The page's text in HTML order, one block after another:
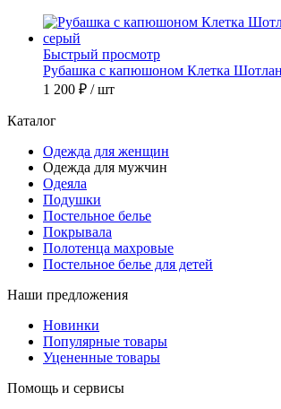
Быстрый просмотр
Рубашка с капюшоном Клетка
1 200 ₽ / шт
Каталог
Одежда для женщин
Одежда для мужчин
Одеяла
Подушки
Постельное белье
Покрывала
Полотенца махровые
Постельное белье для детей
Наши предложения
Новинки
Популярные товары
Уцененные товары
Помощь и сервисы